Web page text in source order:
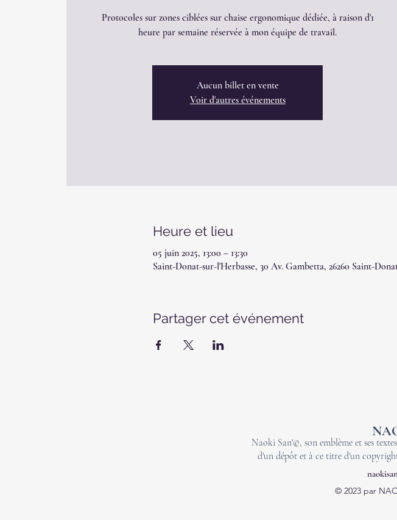
Protocoles sur zones ciblées sur chaise ergonomique dédiée, à raison d'1
heure par semaine réservée à mon équipe de travail.
Aucun billet en vente
Voir d'autres événements
Heure et lieu
05 juin 2025, 13:00 – 13:30
Saint-Donat-sur-l'Herbasse, 30 Av. Gambetta, 26260 Saint-
Partager cet événement
Naoki San'©, son emblème et ses
d'un dépôt et à ce titre d'un
© 2023 par